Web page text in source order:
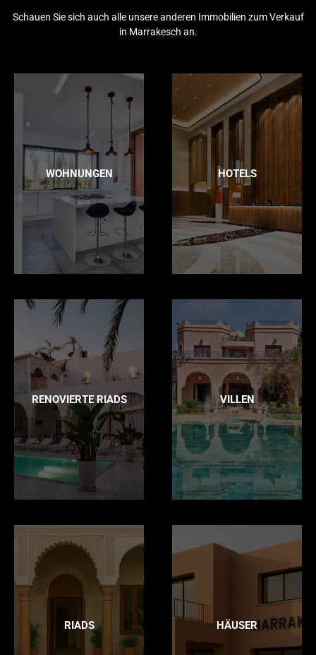
Schauen Sie sich auch alle unsere anderen Immobilien zum Verkauf
in Marrakesch an.
WOHNUNGEN HOTELS
RENOVIERTE RIADS VILLEN
RIADS HÄUSER